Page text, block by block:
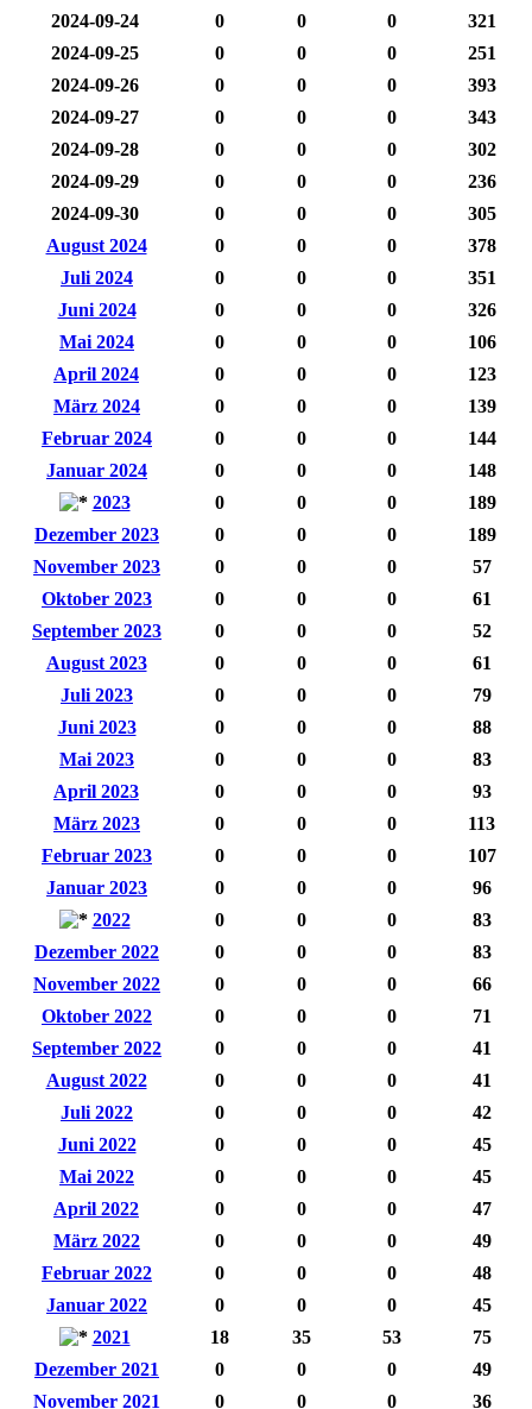
2024-09-24
0 0 0
321
2024-09-25
0 0 0
251
2024-09-26
0 0 0
393
2024-09-27
0 0 0
343
2024-09-28
0 0 0
302
2024-09-29
0 0 0
236
2024-09-30
0 0 0
305
August 2024
0 0 0
378
Juli 2024
0 0 0
351
Juni 2024
0 0 0
326
Mai 2024
0 0 0
106
April 2024
0 0 0
123
März 2024
0 0 0
139
Februar 2024
0 0 0
144
Januar 2024
0 0 0
148
2023
0 0 0
189
Dezember 2023
0 0 0
189
November 2023
0 0 0
57
Oktober 2023
0 0 0
61
September 2023
0 0 0
52
August 2023
0 0 0
61
Juli 2023
0 0 0
79
Juni 2023
0 0 0
88
Mai 2023
0 0 0
83
April 2023
0 0 0
93
März 2023
0 0 0
113
Februar 2023
0 0 0
107
Januar 2023
0 0 0
96
2022
0 0 0
83
Dezember 2022
0 0 0
83
November 2022
0 0 0
66
Oktober 2022
0 0 0
71
September 2022
0 0 0
41
August 2022
0 0 0
41
Juli 2022
0 0 0
42
Juni 2022
0 0 0
45
Mai 2022
0 0 0
45
April 2022
0 0 0
47
März 2022
0 0 0
49
Februar 2022
0 0 0
48
Januar 2022
0 0 0
45
2021
18 35 53
75
Dezember 2021
0 0 0
49
November 2021
0 0 0 36